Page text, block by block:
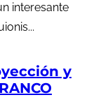
interesante
y